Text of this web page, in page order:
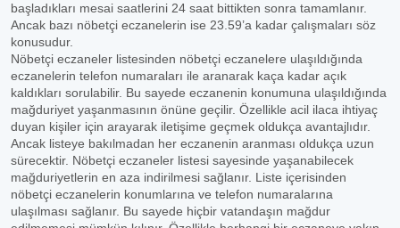
başladıkları mesai saatlerini 24 saat bittikten sonra tamamlanır.
Ancak bazı nöbetçi eczanelerin ise 23.59’a kadar çalışmaları söz
konusudur.
Nöbetçi eczaneler listesinden nöbetçi eczanelere ulaşıldığında
eczanelerin telefon numaraları ile aranarak kaça kadar açık
kaldıkları sorulabilir. Bu sayede eczanenin konumuna ulaşıldığında
mağduriyet yaşanmasının önüne geçilir. Özellikle acil ilaca ihtiyaç
duyan kişiler için arayarak iletişime geçmek oldukça avantajlıdır.
Ancak listeye bakılmadan her eczanenin aranması oldukça uzun
sürecektir. Nöbetçi eczaneler listesi sayesinde yaşanabilecek
mağduriyetlerin en aza indirilmesi sağlanır. Liste içerisinden
nöbetçi eczanelerin konumlarına ve telefon numaralarına
ulaşılması sağlanır. Bu sayede hiçbir vatandaşın mağdur